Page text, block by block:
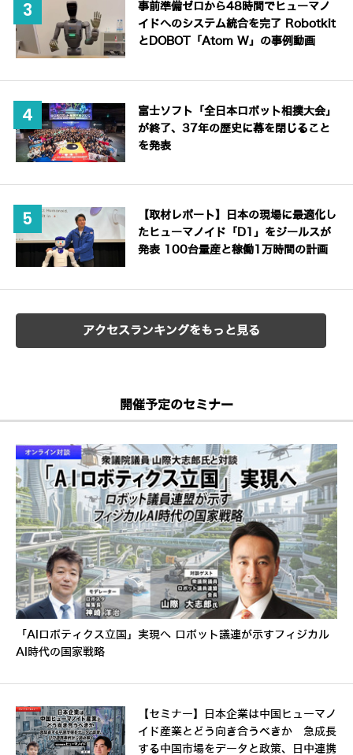
事前準備ゼロから48時間でヒューマノ
イドへのシステム統合を完了 Robotkit
とDOBOT「Atom W」の事例動画
富士ソフト「全日本ロボット相撲大会」
が終了、37年の歴史に幕を閉じること
を発表
【取材レポート】日本の現場に最適化し
たヒューマノイド「D1」をジールスが
発表 100台量産と稼働1万時間の計画
アクセスランキングをもっと見る
開催予定のセミナー
「AIロボティクス立国」実現へ ロボット議連が示すフィジカル
AI時代の国家戦略
【セミナー】日本企業は中国ヒューマノ
イド産業とどう向き合うべきか 急成長
する中国市場をデータと政策、日中連携